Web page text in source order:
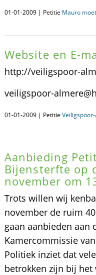
01-01-2009 | Petitie Mauro
Website en E-
http://veiligspoor-
veiligspoor-
01-01-2009 | Petitie
Aanbieding
Bijensterfte op
november om
Trots willen wij
november de ruim
gaan aanbieden aan
Kamercommissie
Politiek inziet dat
betrokken zijn bij